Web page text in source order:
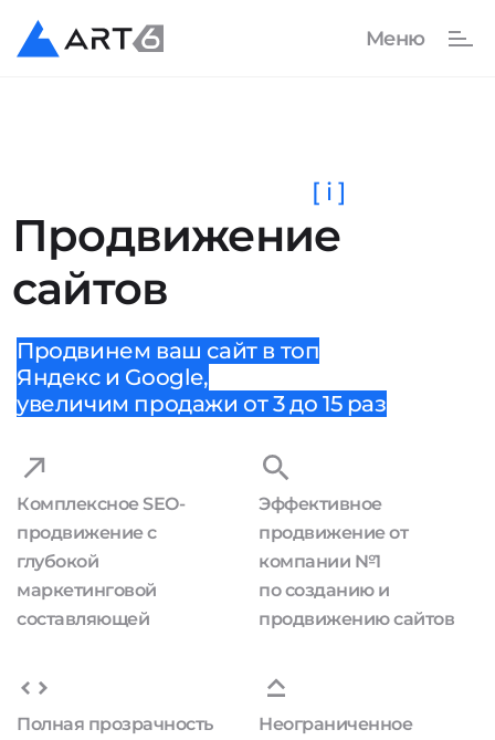
Продвижение
сайтов
[ i ]
Продвинем ваш сайт в топ
Яндекс и Google,
увеличим продажи от 3 до 15 раз
Комплексное SEO-
продвижение с
глубокой
маркетинговой
составляющей
Эффективное
продвижение от
компании №1
по созданию и
продвижению сайтов
Полная прозрачность
Неограниченное